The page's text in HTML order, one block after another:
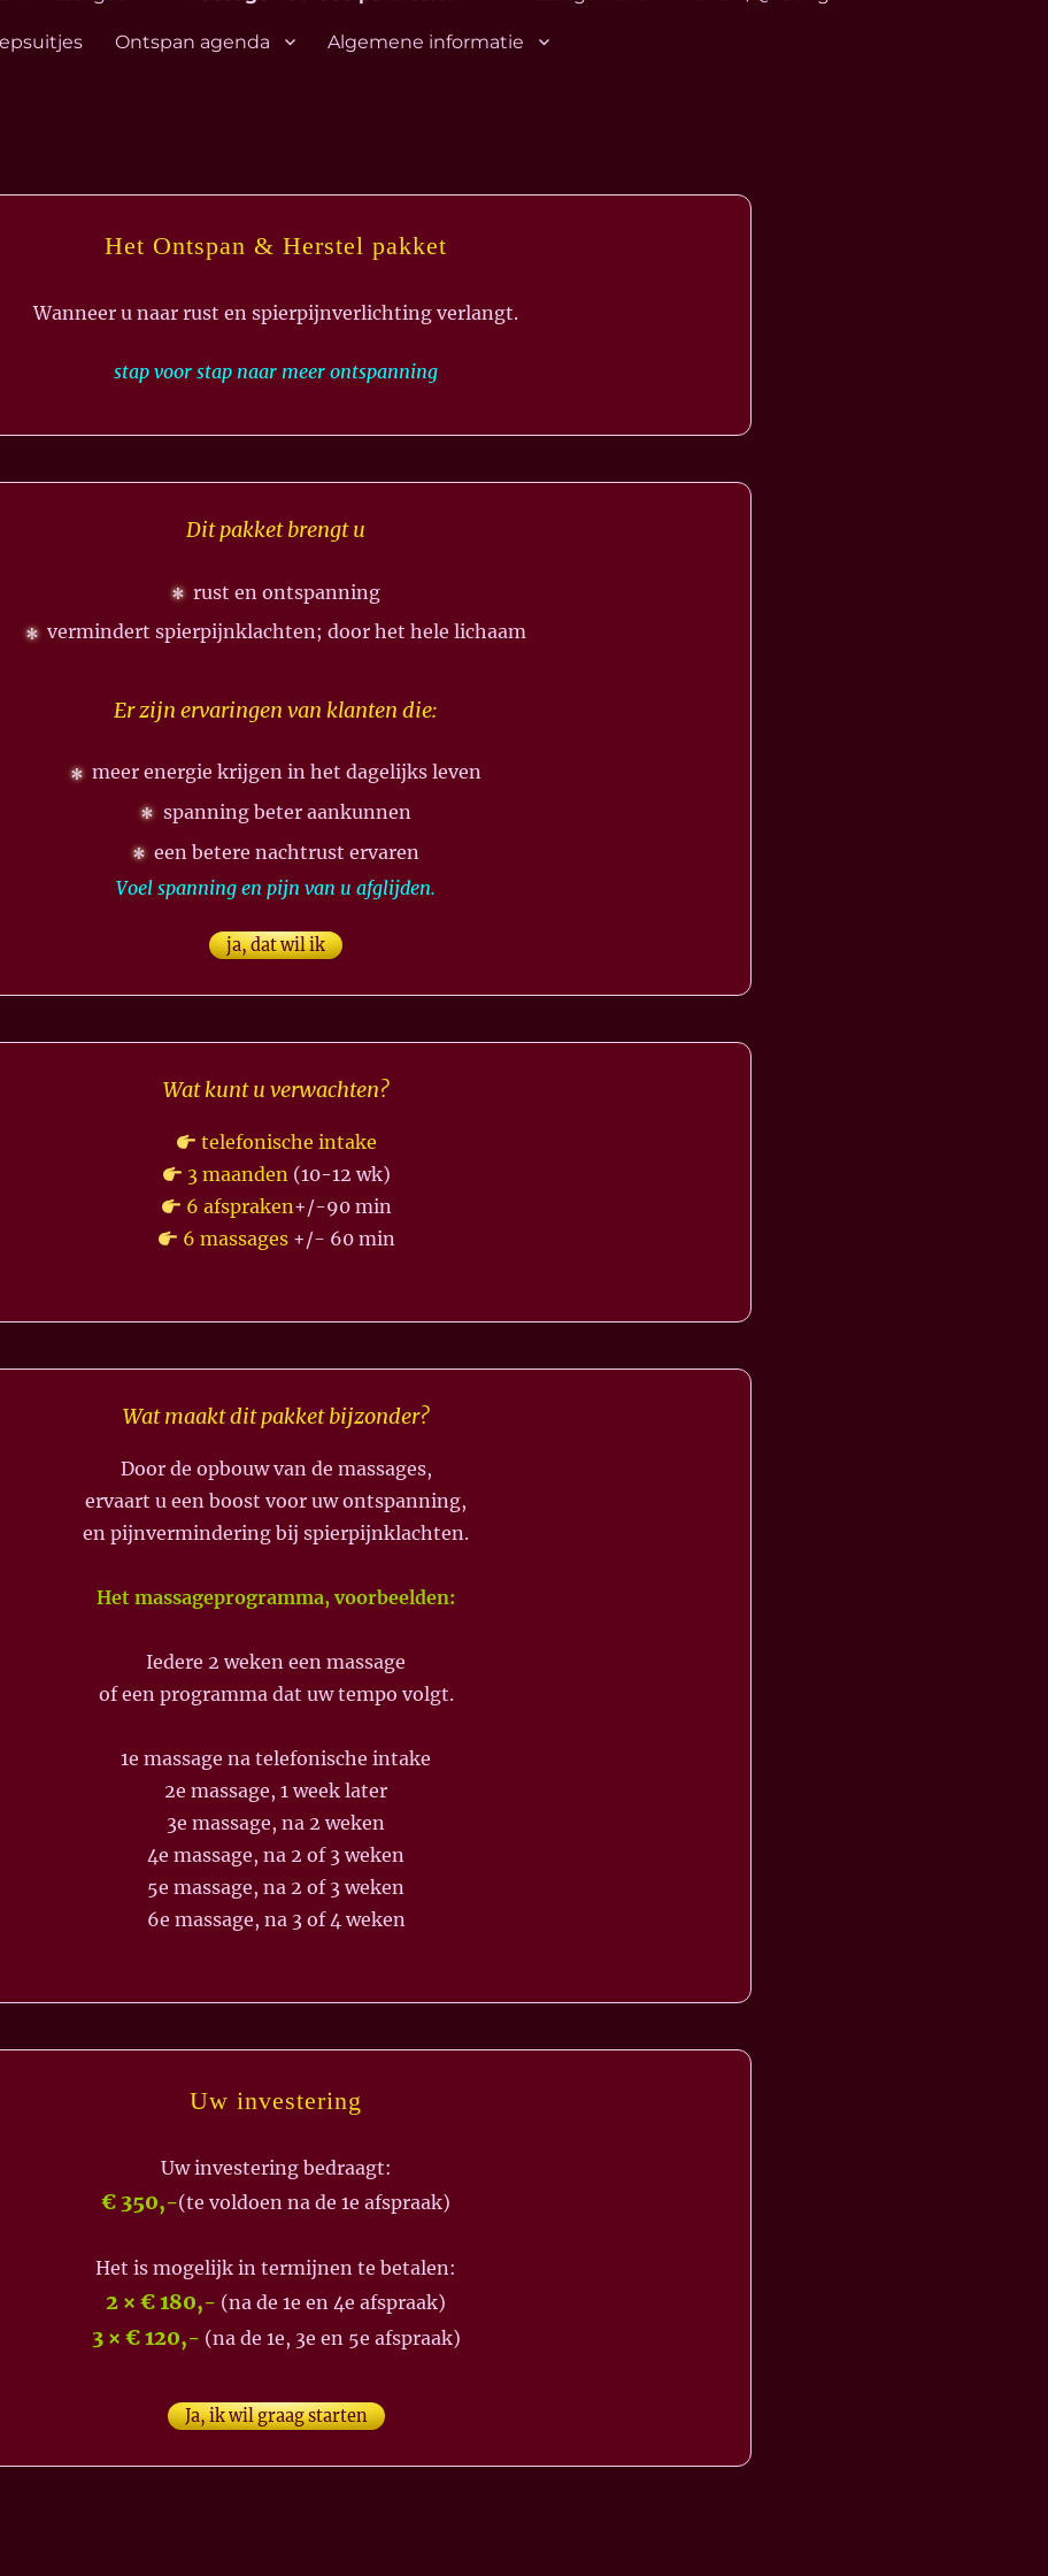
Ontspan agenda Algemene informatie
Het Ontspan & Herstel pakket
Wanneer u naar rust en spierpijnverlichting verlangt.
stap voor stap naar meer ontspanning
Dit pakket brengt u
rust en ontspanning
vermindert spierpijnklachten; door het hele lichaam
Er zijn ervaringen van klanten die:
meer energie krijgen in het dagelijks leven
spanning beter aankunnen
een betere nachtrust ervaren
Voel spanning en pijn van u afglijden.
ja, dat wil ik
Wat kunt u verwachten?
telefonische intake
3 maanden(10-12 wk)
6 afspraken+/-90 min
6 massages+/- 60 min
Wat maakt dit pakket bijzonder?
Door de opbouw van de massages,
ervaart u een boost voor uw ontspanning,
en pijnvermindering bij spierpijnklachten.
Het massageprogramma, voorbeelden:
Iedere 2 weken een massage
of een programma dat uw tempo volgt.
1e massage na telefonische intake
2e massage, 1 week later
3e massage, na 2 weken
4e massage, na 2 of 3 weken
5e massage, na 2 of 3 weken
6e massage, na 3 of 4 weken
Uw investering
Uw investering bedraagt:
€ 350,-(te voldoen na de 1e afspraak)
Het is mogelijk in termijnen te betalen:
2 × € 180,- (na de 1e en 4e afspraak)
3 × € 120,- (na de 1e, 3e en 5e afspraak)
Ja, ik wil graag starten